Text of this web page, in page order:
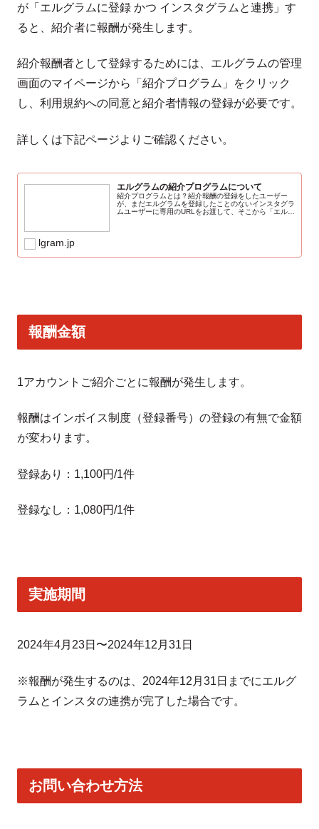
が「エルグラムに登録 かつ インスタグラムと連携」す
ると、紹介者に報酬が発生します。
紹介報酬者として登録するためには、エルグラムの管理
画面のマイページから「紹介プログラム」をクリック
し、利用規約への同意と紹介者情報の登録が必要です。
詳しくは下記ページよりご確認ください。
エルグラムの紹介プログラムについて
紹介プログラムとは？紹介報酬の登録をしたユーザー
が、まだエルグラムを登録したことのないインスタグラ
ムユーザーに専用のURLをお渡して、そこから「エルグ
lgram.jp
報酬金額
1アカウントご紹介ごとに報酬が発生します。
報酬はインボイス制度（登録番号）の登録の有無で金額
が変わります。
登録あり：1,100円/1件
登録なし：1,080円/1件
実施期間
2024年4月23日〜2024年12月31日
※報酬が発生するのは、2024年12月31日までにエルグ
ラムとインスタの連携が完了した場合です。
お問い合わせ方法